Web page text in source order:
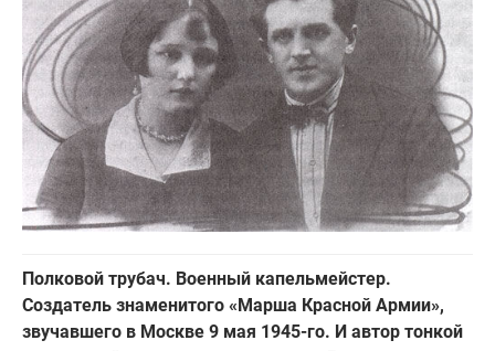
Полковой трубач. Военный капельмейстер.
Создатель знаменитого «Марша Красной Армии»,
звучавшего в Москве 9 мая 1945-го. И автор тонкой